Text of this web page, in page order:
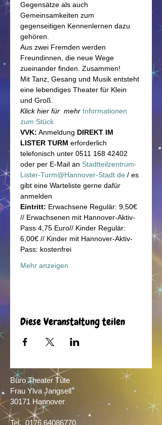
Gegensätze als auch
Gemeinsamkeiten zum
gegenseitigen Kennenlernen dazu
gehören.
Aus zwei Fremden werden
Freundinnen, die neue Wege
zueinander finden. Zusammen!
Mit Tanz, Gesang und Musik entsteht
eine lebendiges Theater für Klein
und Groß.
Klick hier für  mehr Informationen
zum Stück
VVK: Anmeldung DIREKT IM
LISTER TURM erforderlich
telefonisch unter 0511 168 42402
oder per E-Mail an Stadtteilzentrum-
Lister-Turm@Hannover-Stadt.de / es
gibt eine Warteliste gerne dafür
anmelden
Eintritt: Erwachsene Regulär: 9,50€
// Erwachsenen mit Hannover-Aktiv-
Pass 4,75 Euro// Kinder Regulär:
6,00€ // Kinder mit Hannover-Aktiv-
Pass: kostenfrei
Mehr anzeigen
Diese Veranstaltung teilen
Büro Theater Tüte
Frau Ylva Jangsell
30171 Hannover​
Tel. 0176 64086770